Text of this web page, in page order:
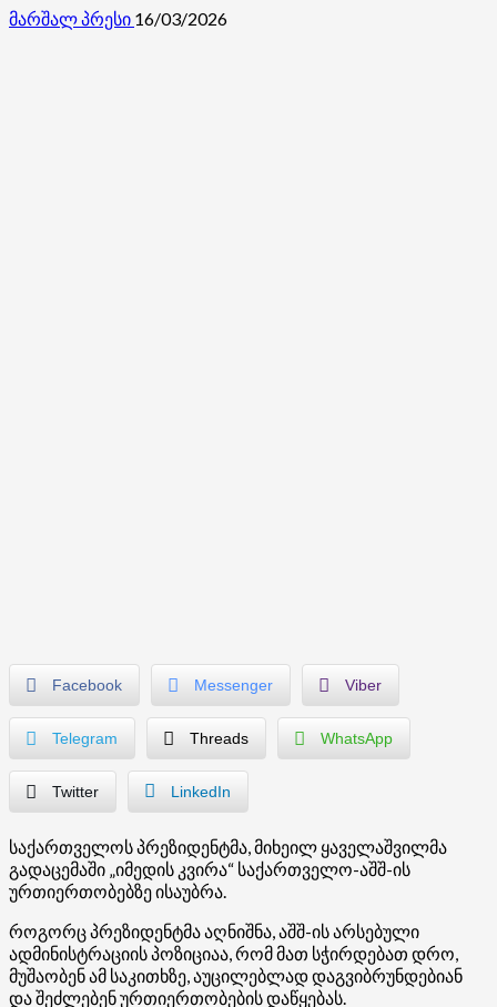
მარშალ პრესი 16/03/2026
Facebook Messenger Viber
Telegram Threads WhatsApp
Twitter LinkedIn
საქართველოს პრეზიდენტმა, მიხეილ ყაველაშვილმა
გადაცემაში „იმედის კვირა“ საქართველო-აშშ-ის
ურთიერთობებზე ისაუბრა.
როგორც პრეზიდენტმა აღნიშნა, აშშ-ის არსებული
ადმინისტრაციის პოზიციაა, რომ მათ სჭირდებათ დრო,
მუშაობენ ამ საკითხზე, აუცილებლად დაგვიბრუნდებიან
და შეძლებენ ურთიერთობების დაწყებას.